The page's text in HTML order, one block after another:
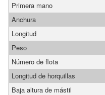
Primera mano
Anchura
Longitud
Peso
Número de flota
Longitud de horquillas
Baja altura de mástil